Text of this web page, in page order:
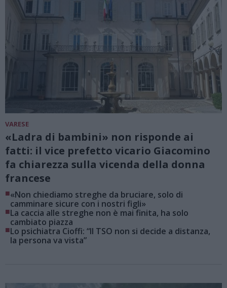
VARESE
«Ladra di bambini» non risponde ai
fatti: il vice prefetto vicario Giacomino
fa chiarezza sulla vicenda della donna
francese
■«Non chiediamo streghe da bruciare, solo di
camminare sicure con i nostri figli»
■La caccia alle streghe non è mai finita, ha solo
cambiato piazza
■Lo psichiatra Cioffi: “Il TSO non si decide a distanza,
la persona va vista”